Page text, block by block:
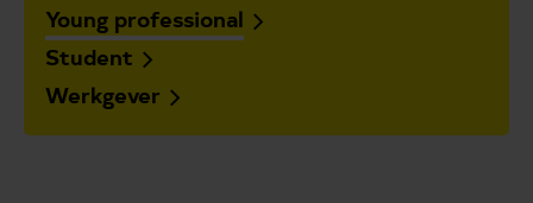
Young professional
Student
Werkgever